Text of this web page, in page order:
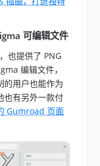
可编辑文件
也提供了 PNG
编辑文件，
的用户也能作为
也有另外一款付
Gumroad 页面